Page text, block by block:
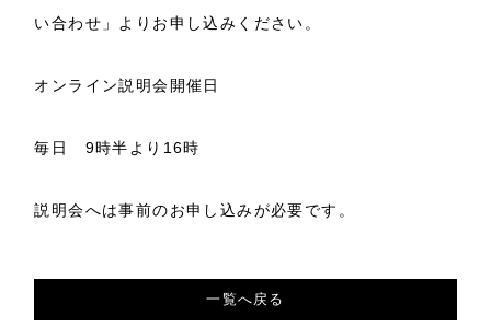
い合わせ」よりお申し込みください。
オンライン説明会開催日
毎日 9時半より16時
説明会へは事前のお申し込みが必要です。
一覧へ戻る